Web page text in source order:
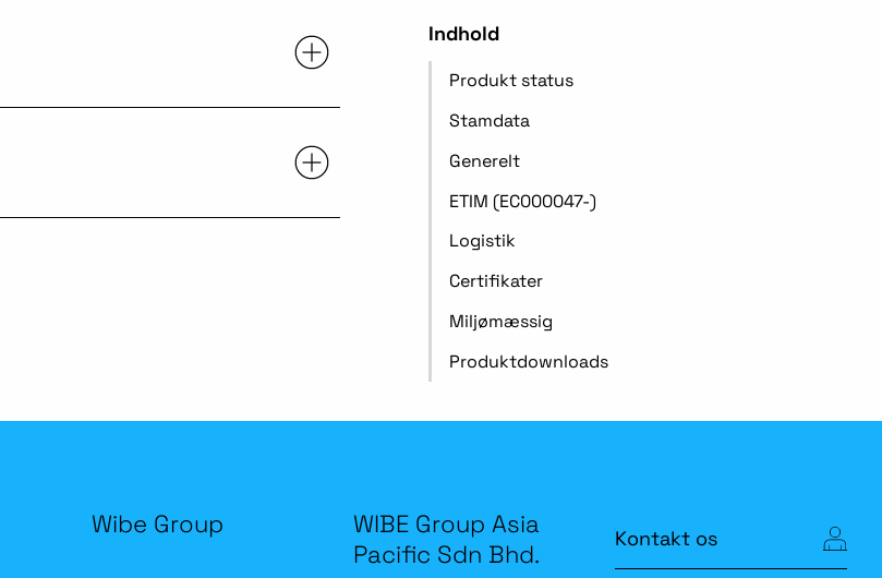
Indhold
Produkt status
Stamdata
Generelt
ETIM (EC000047-)
Logistik
Certifikater
Miljømæssig
Produktdownloads
Wibe Group
WIBE Group Asia
Pacific Sdn Bhd.
Kontakt os